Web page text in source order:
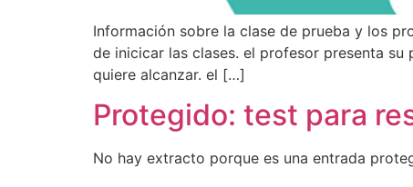
Información sobre la clase de prueba y los
de inicicar las clases. el profesor presenta
quiere alcanzar. el […]
Protegido: test para
No hay extracto porque es una entrada